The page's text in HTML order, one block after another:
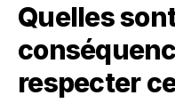
Quelles
respecter